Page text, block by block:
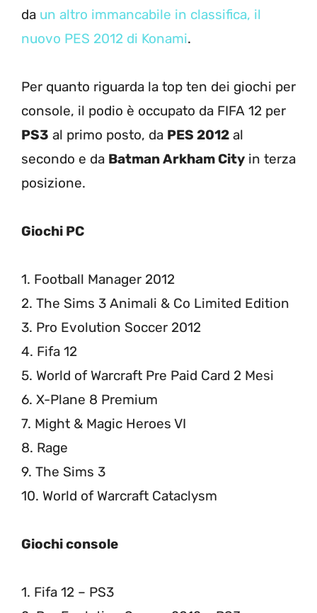
da un altro immancabile in classifica, il
nuovo PES 2012 di Konami.
Per quanto riguarda la top ten dei giochi per
console, il podio è occupato da FIFA 12 per
PS3 al primo posto, da PES 2012 al
secondo e da Batman Arkham City in terza
posizione.
Giochi PC
1. Football Manager 2012
2. The Sims 3 Animali & Co Limited Edition
3. Pro Evolution Soccer 2012
4. Fifa 12
5. World of Warcraft Pre Paid Card 2 Mesi
6. X-Plane 8 Premium
7. Might & Magic Heroes VI
8. Rage
9. The Sims 3
10. World of Warcraft Cataclysm
Giochi console
1. Fifa 12 – PS3